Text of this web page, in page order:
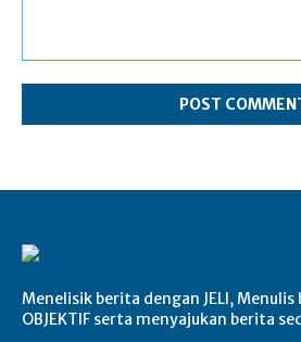
Menelisik berita dengan JELI,
OBJEKTIF serta menyajukan berita